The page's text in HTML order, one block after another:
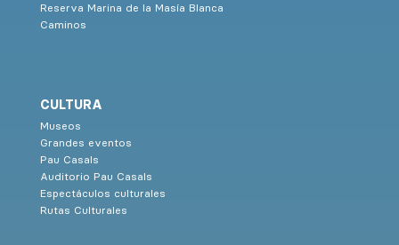
Reserva Marina de la Masía Blanca
Caminos
CULTURA
Museos
Grandes eventos
Pau Casals
Auditorio Pau Casals
Espectáculos culturales
Rutas Culturales